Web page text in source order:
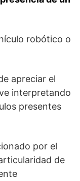
robótico o
apreciar el
interpretando
presentes
por el
de